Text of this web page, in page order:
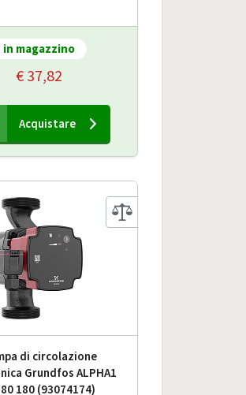
in magazzino
€ 37,82
Acquistare
di circolazione
Grundfos ALPHA1
180 (93074174)